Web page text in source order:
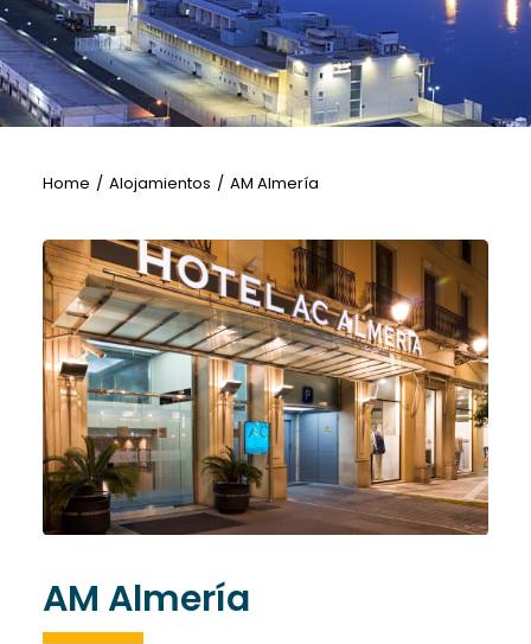
Home Alojamientos AM Almería
AM Almería